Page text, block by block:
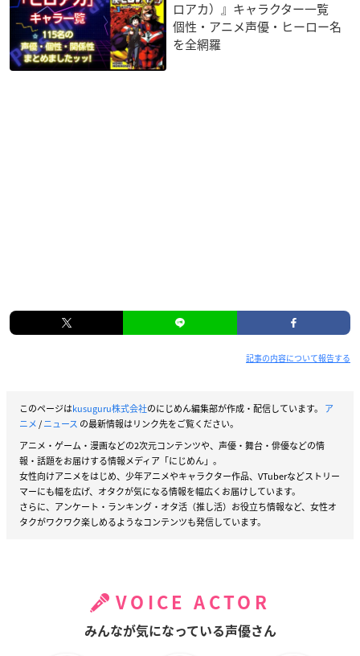
ロアカ）』キャラクター一覧
個性・アニメ声優・ヒーロー名
を全網羅
記事の内容について報告する
このページはkusuguru株式会社のにじめん編集部が作成・配信しています。 ア
ニメ/ニュース の最新情報はリンク先をご覧ください。
アニメ・ゲーム・漫画などの2次元コンテンツや、声優・舞台・俳優などの情
報・話題をお届けする情報メディア「にじめん」。
女性向けアニメをはじめ、少年アニメやキャラクター作品、VTuberなどストリー
マーにも幅を広げ、オタクが気になる情報を幅広くお届けしています。
さらに、アンケート・ランキング・オタ活（推し活）お役立ち情報など、女性オ
タクがワクワク楽しめるようなコンテンツも発信しています。
VOICE ACTOR
みんなが気になっている声優さん